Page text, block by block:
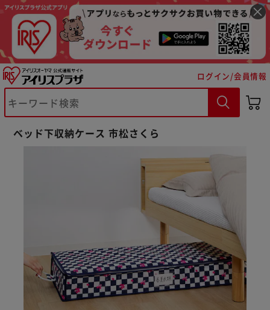
ログイン/会員情報
ベッド下収納ケース 市松さくら
※ご確認ください
カートに入れる